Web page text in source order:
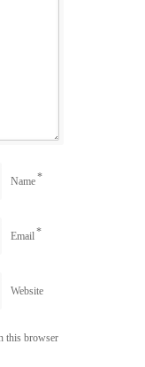
Name*
Email*
Website
this browser